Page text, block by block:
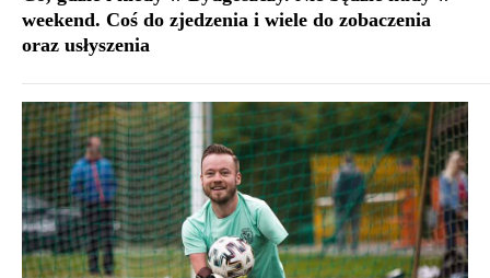
weekend. Coś do zjedzenia i wiele do zobaczenia
oraz usłyszenia